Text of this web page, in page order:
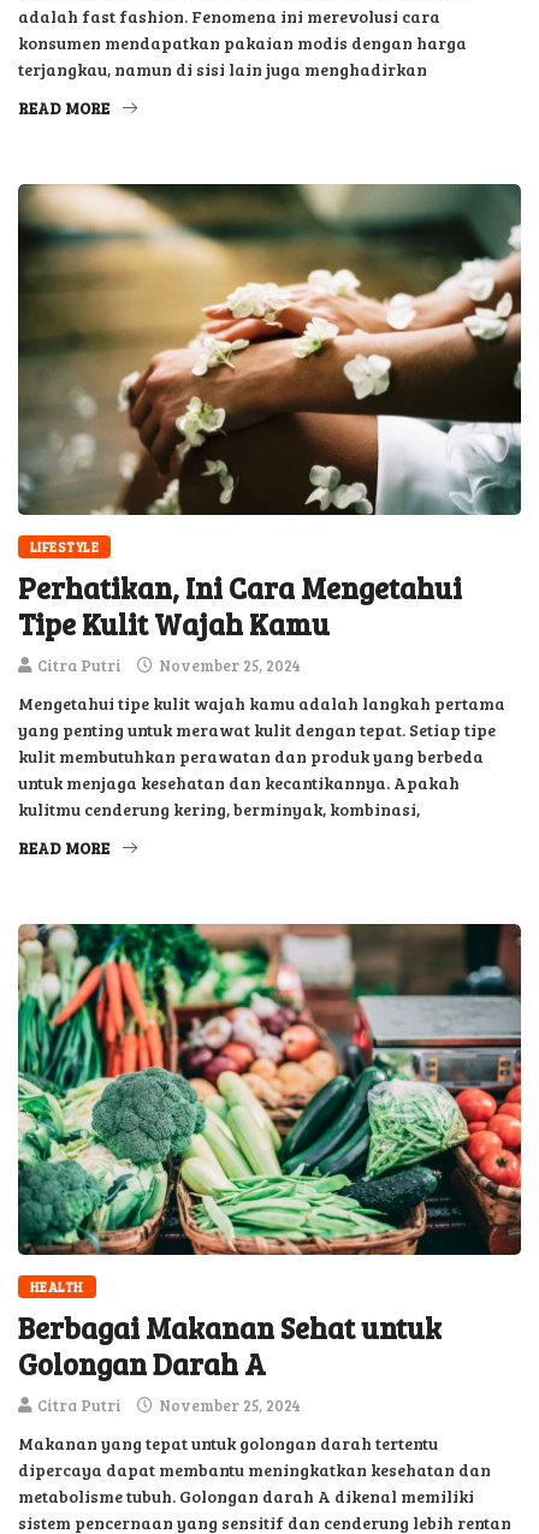
konsumen mendapatkan pakaian modis dengan harga
terjangkau, namun di sisi lain juga menghadirkan
READ MORE
LIFESTYLE
Perhatikan, Ini Cara Mengetahui
Tipe Kulit Wajah Kamu
Citra Putri November 25, 2024
Mengetahui tipe kulit wajah kamu adalah langkah pertama
yang penting untuk merawat kulit dengan tepat. Setiap tipe
kulit membutuhkan perawatan dan produk yang berbeda
untuk menjaga kesehatan dan kecantikannya. Apakah
kulitmu cenderung kering, berminyak, kombinasi,
READ MORE
HEALTH
Berbagai Makanan Sehat untuk
Golongan Darah A
Citra Putri November 25, 2024
Makanan yang tepat untuk golongan darah tertentu
dipercaya dapat membantu meningkatkan kesehatan dan
metabolisme tubuh. Golongan darah A dikenal memiliki
sistem pencernaan yang sensitif dan cenderung lebih rentan
terhadap stres. Oleh karena itu, pola makan